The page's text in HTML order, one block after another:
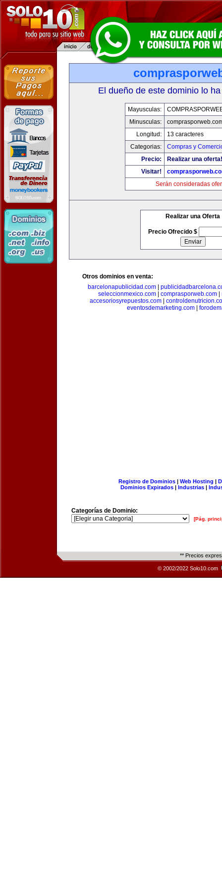
El dueño de este dominio lo
Mayusculas:
Minusculas:
Longitud:
13 caracteres
Categorias:
Compras y
Precio:
Realizar una oferta!
Visitar!
Serán consideradas
Realizar una Oferta
Precio Ofrecido $
Otros dominios en venta:
barcelonapublicidad.com|
seleccionmexico.com| comprasporweb.com|
accesoriosyrepuestos.com
eventosdemarketing.com|
Registro de Dominios| Web Hosting |
Dominios Expirados | Industrias |
Categorías de Dominio:
[Pág.
** Precios
© 2002/2022 Solo10.com